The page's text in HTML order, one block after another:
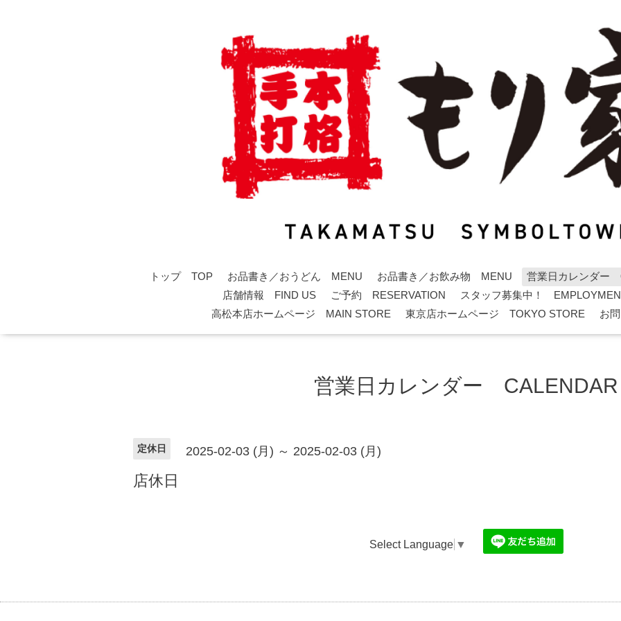
トップ TOP お品書き／おうどん MENU お品書き／お飲み物 MENU 営業日カレンダー
店舗情報 FIND US
ご予約 RESERVATION スタッフ募集中！
高松本店ホームページ MAIN STORE
東京店ホームページ TOKYO STORE お
営業日カレンダー CALENDAR
定休日 2025-02-03 (月) ～ 2025-02-03 (月)
店休日
Select Language ▼